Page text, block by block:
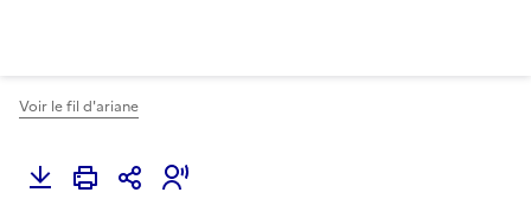
Voir le fil d'ariane